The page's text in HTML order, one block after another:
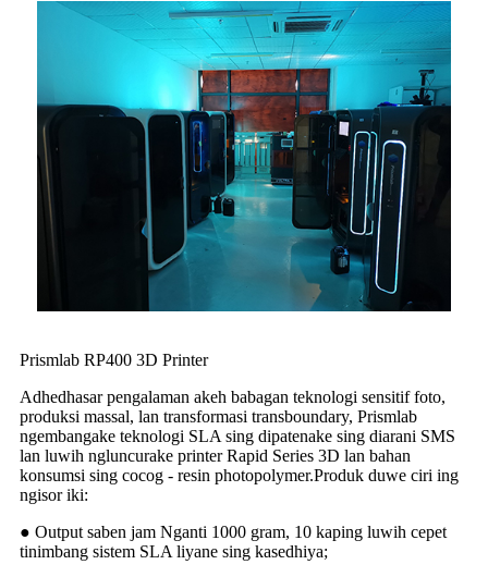
Prismlab RP400 3D Printer
Adhedhasar pengalaman akeh babagan teknologi sensitif foto,
produksi massal, lan transformasi transboundary, Prismlab
ngembangake teknologi SLA sing dipatenake sing diarani SMS
lan luwih ngluncurake printer Rapid Series 3D lan bahan
konsumsi sing cocog - resin photopolymer.Produk duwe ciri ing
ngisor iki:
● Output saben jam Nganti 1000 gram, 10 kaping luwih cepet
tinimbang sistem SLA liyane sing kasedhiya;